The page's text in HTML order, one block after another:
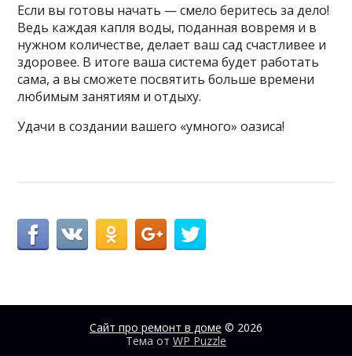
Если вы готовы начать — смело беритесь за дело!
Ведь каждая капля воды, поданная вовремя и в
нужном количестве, делает ваш сад счастливее и
здоровее. В итоге ваша система будет работать
сама, а вы сможете посвятить больше времени
любимым занятиям и отдыху.
Удачи в создании вашего «умного» оазиса!
Сайт про ремонт в доме © 2026
Тема от WP Puzzle